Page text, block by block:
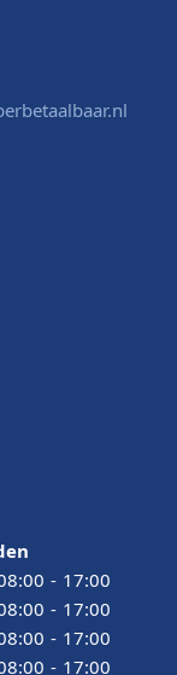
- 17:00
- 17:00
- 17:00
- 17:00